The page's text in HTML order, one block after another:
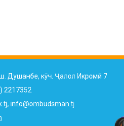
Душанбе, кӯч. Ҷалол Икромӣ 7
2217352
, info@ombudsman.tj